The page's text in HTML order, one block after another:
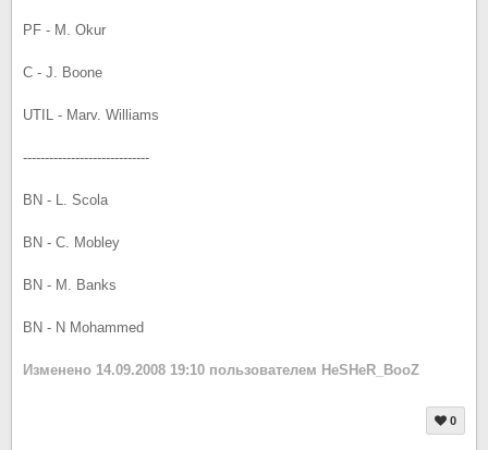
PF - M. Okur
C - J. Boone
UTIL - Marv. Williams
-----------------------------
BN - L. Scola
BN - C. Mobley
BN - M. Banks
BN - N Mohammed
Изменено 14.09.2008 19:10 пользователем HeSHeR_BooZ
0